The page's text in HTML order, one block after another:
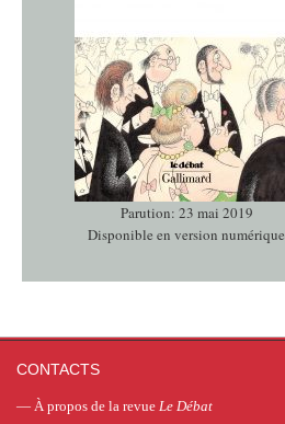
Parution: 23 mai 2019
Disponible en version numérique
CONTACTS
— À propos de la revue Le Débat